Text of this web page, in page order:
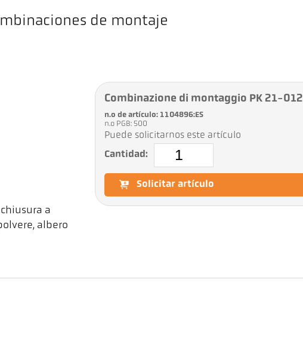
de montaje
a
albero
Combinazione di montaggio PK 21-012
n.o de artículo: 1104896:ES
n.o PGB: 500
Puede solicitarnos este artículo
Cantidad:
Solicitar artículo